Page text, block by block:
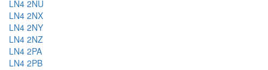
LN4 2NU
LN4 2NX
LN4 2NY
LN4 2NZ
LN4 2PA
LN4 2PB